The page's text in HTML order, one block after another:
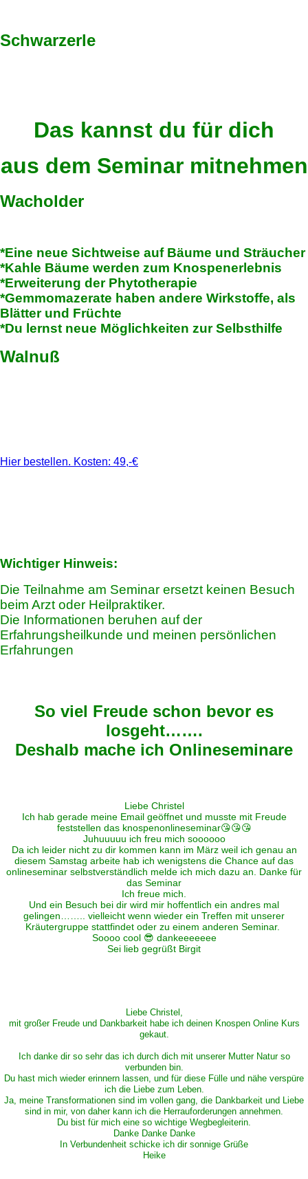
Schwarzerle
Das kannst du für dich
aus dem Seminar mitnehmen
Wacholder
*Eine neue Sichtweise auf Bäume und Sträucher
*Kahle Bäume werden zum Knospenerlebnis
*Erweiterung der Phytotherapie
*Gemmomazerate haben andere Wirkstoffe, als
Blätter und Früchte
*Du lernst neue Möglichkeiten zur Selbsthilfe
Walnuß
Hier bestellen. Kosten: 49,-€
Wichtiger Hinweis:
Die Teilnahme am Seminar ersetzt keinen Besuch
beim Arzt oder Heilpraktiker.
Die Informationen beruhen auf der
Erfahrungsheilkunde und meinen persönlichen
Erfahrungen
So viel Freude schon bevor es
losgeht…….
Deshalb mache ich Onlineseminare
Liebe Christel
Ich hab gerade meine Email geöffnet und musste mit Freude
feststellen das knospenonlineseminar😘😘😘
Juhuuuuu ich freu mich soooooo
Da ich leider nicht zu dir kommen kann im März weil ich genau an
diesem Samstag arbeite hab ich wenigstens die Chance auf das
onlineseminar selbstverständlich melde ich mich dazu an. Danke für
das Seminar
Ich freue mich.
Und ein Besuch bei dir wird mir hoffentlich ein andres mal
gelingen…….. vielleicht wenn wieder ein Treffen mit unserer
Kräutergruppe stattfindet oder zu einem anderen Seminar.
Soooo cool 😎 dankeeeeeee
Sei lieb gegrüßt Birgit
Liebe Christel,
mit großer Freude und Dankbarkeit habe ich deinen Knospen Online Kurs
gekaut.
Ich danke dir so sehr das ich durch dich mit unserer Mutter Natur so
verbunden bin.
Du hast mich wieder erinnern lassen, und für diese Fülle und nähe verspüre
ich die Liebe zum Leben.
Ja, meine Transformationen sind im vollen gang, die Dankbarkeit und Liebe
sind in mir, von daher kann ich die Herrauforderungen annehmen.
Du bist für mich eine so wichtige Wegbegleiterin.
Danke Danke Danke
In Verbundenheit schicke ich dir sonnige Grüße
Heike